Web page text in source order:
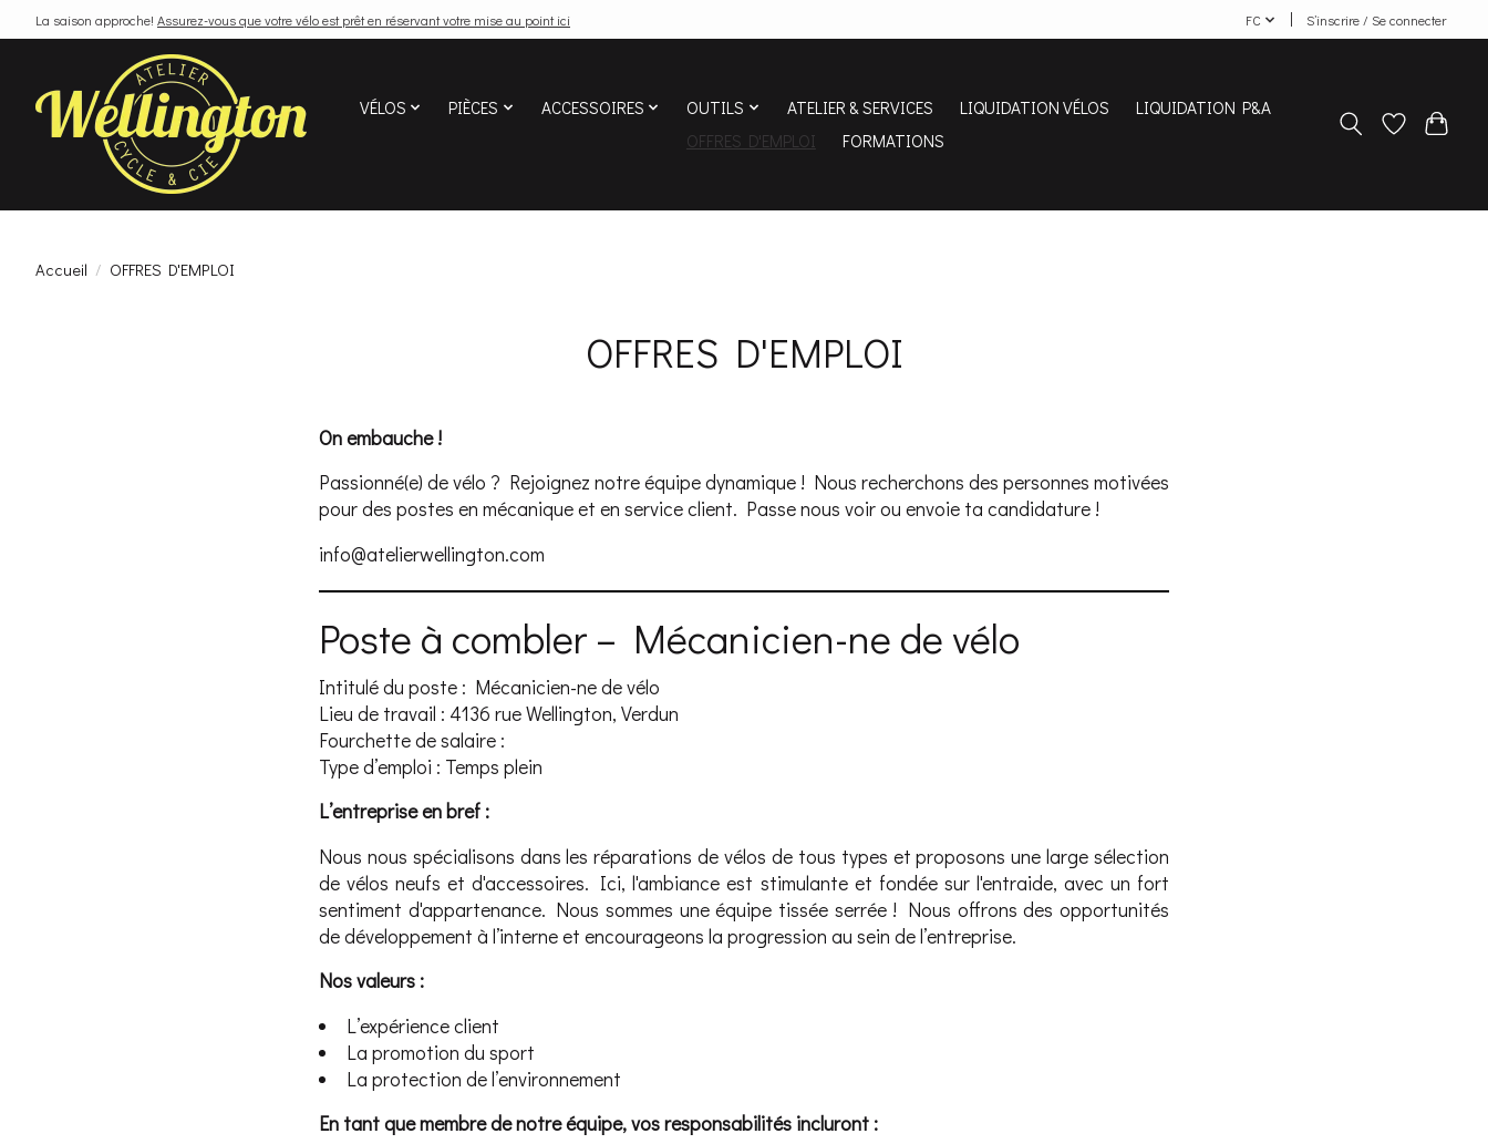
La saison approche! Assurez-vous que votre vélo est prêt en réservant votre mise au point ici FC S’inscrire / Se connecter
VÉLOS PIÈCES ACCESSOIRES OUTILS ATELIER & SERVICES LIQUIDATION VÉLOS
LIQUIDATION P&A
OFFRES D'EMPLOI
FORMATIONS
Accueil / OFFRES D'EMPLOI
OFFRES D'EMPLOI
On embauche !
Passionné(e) de vélo ? Rejoignez notre équipe dynamique ! Nous recherchons des personnes motivées
pour des postes en mécanique et en service client. Passe nous voir ou envoie ta candidature !
info@atelierwellington.com
Poste à combler – Mécanicien-ne de vélo
Intitulé du poste : Mécanicien-ne de vélo
Lieu de travail : 4136 rue Wellington, Verdun
Fourchette de salaire :
Type d’emploi : Temps plein
L’entreprise en bref :
Nous nous spécialisons dans les réparations de vélos de tous types et proposons une large sélection
de vélos neufs et d'accessoires. Ici, l'ambiance est stimulante et fondée sur l'entraide, avec un fort
sentiment d'appartenance. Nous sommes une équipe tissée serrée ! Nous offrons des opportunités
de développement à l’interne et encourageons la progression au sein de l’entreprise.
Nos valeurs :
L’expérience client
La promotion du sport
La protection de l’environnement
En tant que membre de notre équipe, vos responsabilités incluront :